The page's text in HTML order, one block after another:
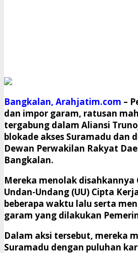
Bangkalan, Arahjatim.com –
dan impor garam, ratusan
tergabung dalam Aliansi
blokade akses Suramadu dan
Dewan Perwakilan Rakyat
Bangkalan.
Mereka menolak disahkannya
Undan-Undang (UU) Cipta
beberapa waktu lalu serta
garam yang dilakukan
Dalam aksi tersebut, mereka
Suramadu dengan puluhan